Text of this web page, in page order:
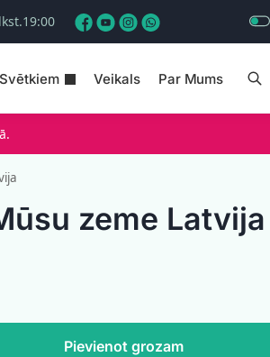
Svētkiem Veikals Par Mums
zeme Latvija
Pievienot grozam